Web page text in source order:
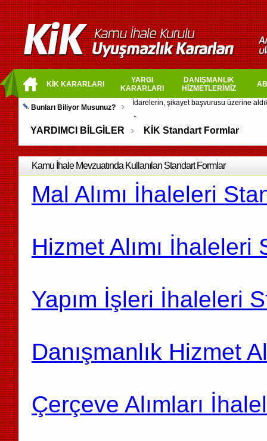
KİK KARARLARI
YARGI
KARARLARI
DANIŞMANLIK
HİZMETLERİMİZ
Bunları Biliyor Musunuz?
YARDIMCI BİLGİLER KİK Standart Formlar
Kamu İhale Mevzuatında Kullanılan Standart Formlar
Mal Alımı İhaleleri
Hizmet Alımı İhaleleri
Yapım İşleri İhaleleri
Danışmanlık Hizmet
Çerçeve Alımları